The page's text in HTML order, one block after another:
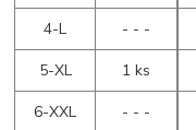
4-L
- - -
5-XL
1 ks
6-XXL
- - -